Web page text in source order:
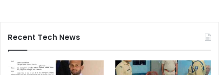
Recent Tech News